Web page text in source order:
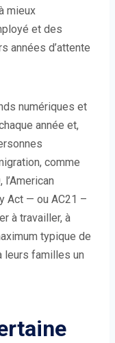
mieux
et des
années d’attente
numériques et
année et,
comme
Act — ou AC21 –
à travailler, à
typique de
leurs familles un